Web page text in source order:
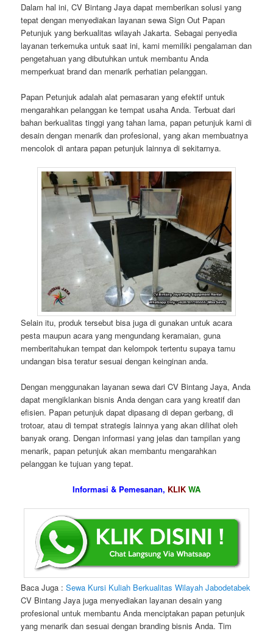
Dalam hal ini, CV Bintang Jaya dapat memberikan solusi yang
tepat dengan menyediakan layanan sewa Sign Out Papan
Petunjuk yang berkualitas wilayah Jakarta. Sebagai penyedia
layanan terkemuka untuk saat ini, kami memiliki pengalaman dan
pengetahuan yang dibutuhkan untuk membantu Anda
memperkuat brand dan menarik perhatian pelanggan.
Papan Petunjuk adalah alat pemasaran yang efektif untuk
mengarahkan pelanggan ke tempat usaha Anda. Terbuat dari
bahan berkualitas tinggi yang tahan lama, papan petunjuk kami di
desain dengan menarik dan profesional, yang akan membuatnya
mencolok di antara papan petunjuk lainnya di sekitarnya.
Selain itu, produk tersebut bisa juga di gunakan untuk acara
pesta maupun acara yang mengundang keramaian, guna
memberitahukan tempat dan kelompok tertentu supaya tamu
undangan bisa teratur sesuai dengan keinginan anda.
Dengan menggunakan layanan sewa dari CV Bintang Jaya, Anda
dapat mengiklankan bisnis Anda dengan cara yang kreatif dan
efisien. Papan petunjuk dapat dipasang di depan gerbang, di
trotoar, atau di tempat strategis lainnya yang akan dilihat oleh
banyak orang. Dengan informasi yang jelas dan tampilan yang
menarik, papan petunjuk akan membantu mengarahkan
pelanggan ke tujuan yang tepat.
Informasi & Pemesanan, KLIK WA
Baca Juga :Sewa Kursi Kuliah Berkualitas Wilayah Jabodetabek
CV Bintang Jaya juga menyediakan layanan desain yang
profesional untuk membantu Anda menciptakan papan petunjuk
yang menarik dan sesuai dengan branding bisnis Anda. Tim